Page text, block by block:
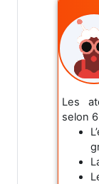
Les
selon